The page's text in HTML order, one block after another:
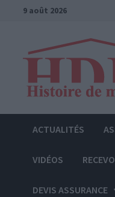
Passer9 août 2026
ACTUALITÉS
VIDÉOS
DEVIS ASSURANCE